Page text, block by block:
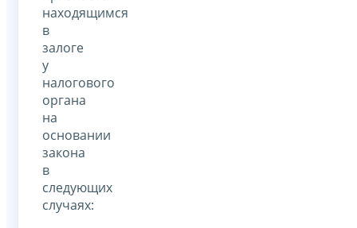
находящимся
в
залоге
у
налогового
органа
на
основании
закона
в
следующих
случаях: